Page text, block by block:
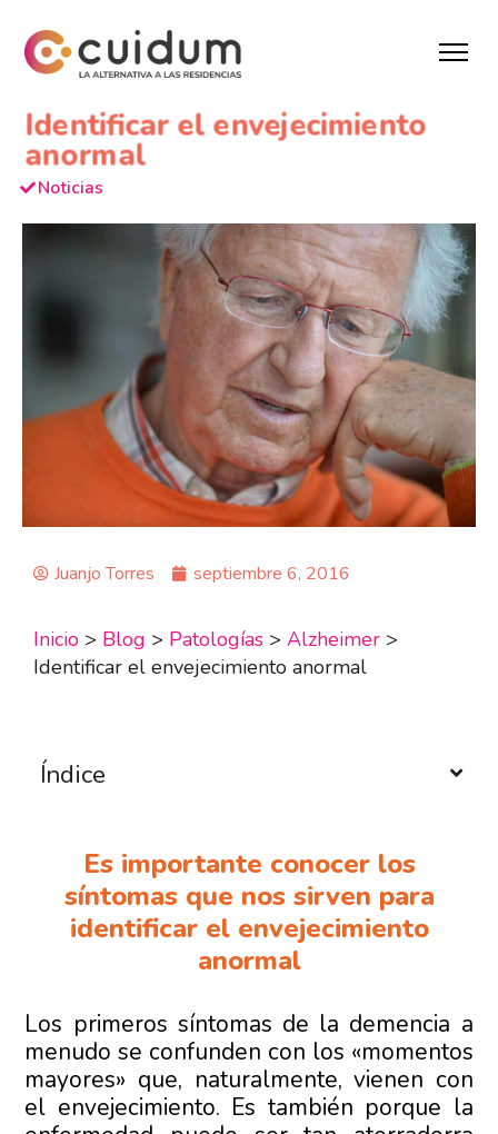
Identificar el envejecimiento
anormal
Noticias
Juanjo Torres septiembre 6, 2016
Inicio > Blog > Patologías > Alzheimer >
Identificar el envejecimiento anormal
Índice
Es importante conocer los
síntomas que nos sirven para
identificar el envejecimiento
anormal
Los primeros síntomas de la demencia a
menudo se confunden con los «momentos
mayores» que, naturalmente, vienen con
el envejecimiento. Es también porque la